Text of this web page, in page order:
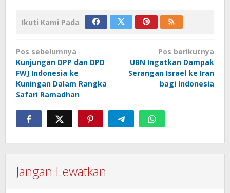
Ikuti Kami Pada
Navigasi
pos
Pos sebelumnya
Kunjungan DPP dan DPD
FWJ Indonesia ke
Kuningan Dalam Rangka
Safari Ramadhan
Pos berikutnya
UBN Ingatkan Dampak
Serangan Israel ke Iran
bagi Indonesia
Jangan Lewatkan